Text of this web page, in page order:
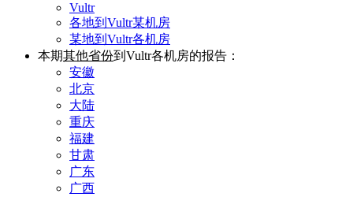
Vultr
各地到Vultr某机房
某地到Vultr各机房
本期其他省份到Vultr各机房的报告：
安徽
北京
大陆
重庆
福建
甘肃
广东
广西